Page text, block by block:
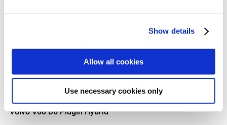
Show details
Allow all cookies
Use necessary cookies only
Triscan spiralfjeder 8750 27179, Volvo V60 D6 Plugin